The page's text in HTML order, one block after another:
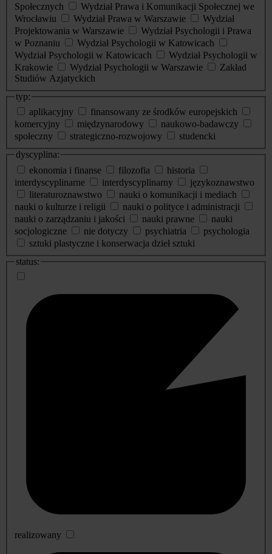
Społecznych
Wydział Prawa i Komunikacji Społecznej we
Wrocławiu
Wydział Prawa w Warszawie
Wydział
Projektowania w Warszawie
Wydział Psychologii i Prawa
w Poznaniu
Wydział Psychologii w Katowicach
Wydział Psychologii w Katowicach
Wydział Psychologii w
Krakowie
Wydział Psychologii w Warszawie
Zakład
Studiów Azjatyckich
typ:
aplikacyjny
finansowany ze środków europejskich
komercyjny
międzynarodowy
naukowo-badawczy
społeczny
strategiczno-rozwojowy
studencki
dyscyplina:
ekonomia i finanse
filozofia
historia
interdyscyplinarne
interdyscyplinarny
językoznawstwo
literaturoznawstwo
nauki o komunikacji i mediach
nauki o kulturze i religii
nauki o polityce i administracji
nauki o zarządzaniu i jakości
nauki prawne
nauki
socjologiczne
nie dotyczy psychiatria
psychologia
sztuki plastyczne i konserwacja dzieł sztuki
status:
realizowany